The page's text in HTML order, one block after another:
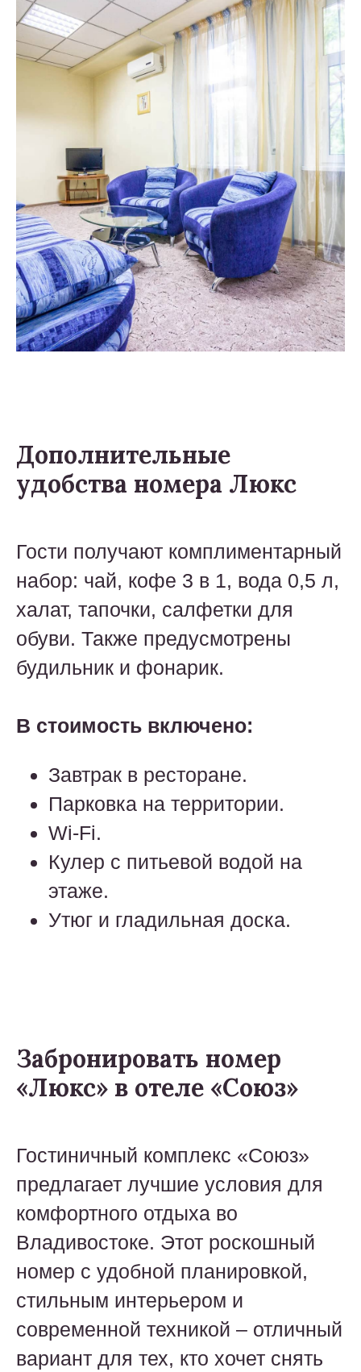
Дополнительные
удобства номера Люкс
Гости получают комплиментарный
набор: чай, кофе 3 в 1, вода 0,5 л,
халат, тапочки, салфетки для
обуви. Также предусмотрены
будильник и фонарик.
В стоимость включено:
Завтрак в ресторане.
Парковка на территории.
Wi-Fi.
Кулер с питьевой водой на
этаже.
Утюг и гладильная доска.
Забронировать номер
«Люкс» в отеле «Союз»
Гостиничный комплекс «Союз»
предлагает лучшие условия для
комфортного отдыха во
Владивостоке. Этот роскошный
номер с удобной планировкой,
стильным интерьером и
современной техникой – отличный
вариант для тех, кто хочет снять